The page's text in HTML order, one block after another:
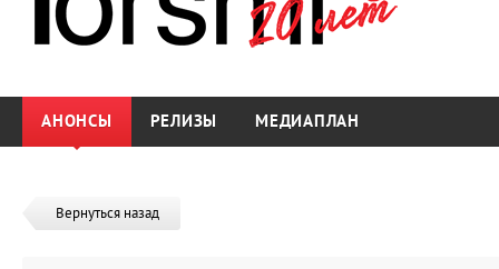
АНОНСЫ РЕЛИЗЫ МЕДИАПЛАН
Вернуться назад